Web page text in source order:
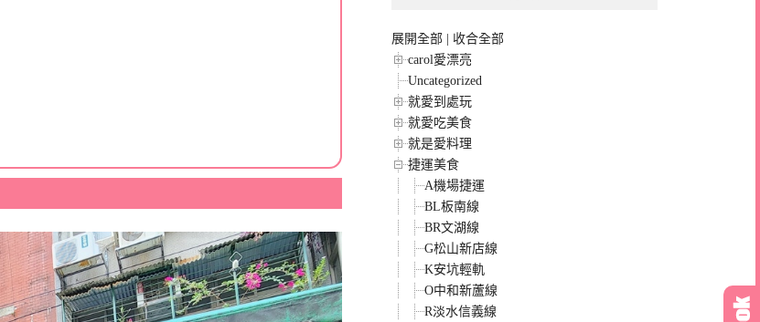
展開全部 | 收合全部
carol愛漂亮
Uncategorized
就愛到處玩
就愛吃美食
就是愛料理
捷運美食
A機場捷運
BL板南線
BR文湖線
G松山新店線
K安坑輕軌
O中和新蘆線
R淡水信義線